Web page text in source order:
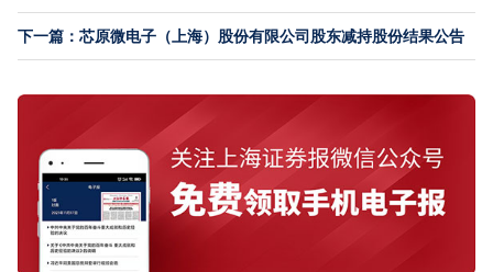
下一篇：芯原微电子（上海）股份有限公司股东减持股份结果公告